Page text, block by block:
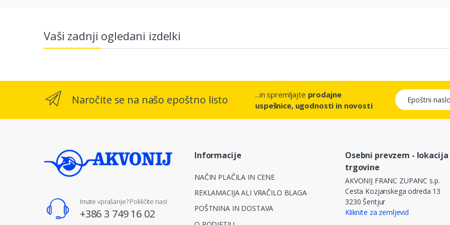
Vaši zadnji ogledani izdelki
Naročite se na našo epoštno listo ...in spremljajte prodajne
uspešnice, ugodnosti in novosti
Epoštni naslov
Imate vprašanje? Pokličite nas!
+386 3 749 16 02
Informacije
NAČIN PLAČILA IN CENE
REKLAMACIJA ALI VRAČILO BLAGA
POŠTNINA IN DOSTAVA
Osebni prevzem - lokacija
trgovine
AKVONIJ FRANC ZUPANC s.p.
Cesta Kozjanskega odreda 13
3230 Šentjur
Kliknite za zemljevid